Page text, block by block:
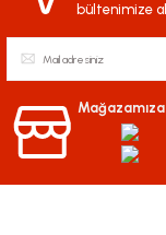
bültenimize